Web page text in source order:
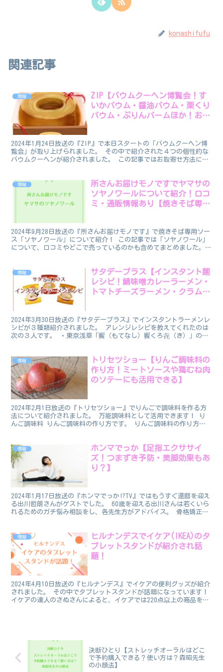
konashifufu
関連記事
情報
ZIP【バウムクーヘン博覧会！す
いかバウム・醤油バウム・栗くり
バウム・ぷりんバームほか！お取
2024年1月24日放送の『ZIP』で本日スタートの「バウムクーヘン博
覧会」が取り上げられました。 その中で紹介された４つの個性的な
バウムクーヘンが紹介されました。 この記事ではお取寄せ方法につ
情報
所さんお届けモノですでヤマサの
ソヤノワールについて紹介！口コ
ミ・通販情報あり【焼きそば専用
2024年9月28日放送の『所さんお届けモノです』で焼きそば専用ソー
ス「ソヤノワール」について紹介！ この記事では「ソヤノワール」
について、口コミやどこで売っているのかも含めてまとめました。
情報
サタデープラス【インスタント麺
レシピ！鯖味噌カレーラーメン・
トマトチーズラーメン・クラムチ
2024年3月30日放送の『サタデープラス』でインスタントラーメンレ
シピが３種類紹介されました。 アレンジレシピを教えてくれたのは
次の３人です。 ・東京浅草「饗（もてなし）饗くろ㐂（き）」の黒
情報
トリセツショー【りんご調味料の
作り方！ミートソースや鶏むね肉
のソテーにも活用できる】
2024年2月1日放送の『トリセツショー』でりんごで調味料を作る方
法について紹介されました。 万能調味料として活用できます！ り
んご調味料 りんご調味料の作り方です。 りんご調味料の作り方
情報
ホンマでっか【足指エクササイ
ズ！つまずき予防・美脚効果もあ
り？】
2024年1月17日放送の『ホンマでっか!?TV』ではもうすぐ還暦を迎え
る出川哲朗さんがゲストでした。 60歳を迎える出川さんは若くいら
れるためのガチ悩み相談をし、各先生方がアドバイス。 骨格矯正評
情報
ヒルナンデスでイケア(IKEA)のタ
ブレットスタンドが紹介され話
題！
2024年4月10日放送の『ヒルナンデス』でイケアの便利グッズが紹介
されました。 その中でタブレットスタンドが話題になっています！
イケアの達人のさぬさんによると、イケアでは220点以上の商品を大
決断ひとり【ストレッチオーラルはどこ
で予約購入できる？使い方は？森昭先生
の小顔法】